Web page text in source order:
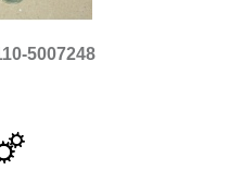
5007248